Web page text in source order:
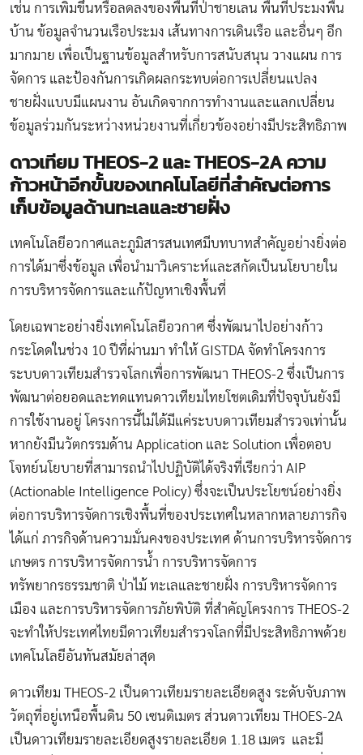
เช่น การเพิ่มขึ้นหรือลดลงของพื้นที่ป่าชายเลน พื้นที่ประมงพื้น
บ้าน ข้อมูลจำนวนเรือประมง เส้นทางการเดินเรือ และอื่นๆ อีก
มากมาย เพื่อเป็นฐานข้อมูลสำหรับการสนับสนุน วางแผน การ
จัดการ และป้องกันการเกิดผลกระทบต่อการเปลี่ยนแปลง
ชายฝั่งแบบมีแผนงาน อันเกิดจากการทำงานและแลกเปลี่ยน
ข้อมูลร่วมกันระหว่างหน่วยงานที่เกี่ยวข้องอย่างมีประสิทธิภาพ
ดาวเทียม THEOS-2 และ THEOS-2A ความ
ก้าวหน้าอีกขั้นของเทคโนโลยีที่สำคัญต่อการ
เก็บข้อมูลด้านทะเลและชายฝั่ง
เทคโนโลยีอวกาศและภูมิสารสนเทศมีบทบาทสำคัญอย่างยิ่งต่อ
การได้มาซึ่งข้อมูล เพื่อนำมาวิเคราะห์และสกัดเป็นนโยบายใน
การบริหารจัดการและแก้ปัญหาเชิงพื้นที่
โดยเฉพาะอย่างยิ่งเทคโนโลยีอวกาศ ซึ่งพัฒนาไปอย่างก้าว
กระโดดในช่วง 10 ปีที่ผ่านมา ทำให้ GISTDA จัดทำโครงการ
ระบบดาวเทียมสำรวจโลกเพื่อการพัฒนา THEOS-2 ซึ่งเป็นการ
พัฒนาต่อยอดและทดแทนดาวเทียมไทยโชตเดิมที่ปัจจุบันยังมี
การใช้งานอยู่ โครงการนี้ไม่ได้มีแค่ระบบดาวเทียมสำรวจเท่านั้น
หากยังมีนวัตกรรมด้าน Application และ Solution เพื่อตอบ
โจทย์นโยบายที่สามารถนำไปปฏิบัติได้จริงที่เรียกว่า AIP
(Actionable Intelligence Policy) ซึ่งจะเป็นประโยชน์อย่างยิ่ง
ต่อการบริหารจัดการเชิงพื้นที่ของประเทศในหลากหลายภารกิจ
ได้แก่ ภารกิจด้านความมั่นคงของประเทศ ด้านการบริหารจัดการ
เกษตร การบริหารจัดการน้ำ การบริหารจัดการ
ทรัพยากรธรรมชาติ ป่าไม้ ทะเลและชายฝั่ง การบริหารจัดการ
เมือง และการบริหารจัดการภัยพิบัติ ที่สำคัญโครงการ THEOS-2
จะทำให้ประเทศไทยมีดาวเทียมสำรวจโลกที่มีประสิทธิภาพด้วย
เทคโนโลยีอันทันสมัยล่าสุด
ดาวเทียม THEOS-2 เป็นดาวเทียมรายละเอียดสูง ระดับจับภาพ
วัตถุที่อยู่เหนือพื้นดิน 50 เซนติเมตร ส่วนดาวเทียม THOES-2A
เป็นดาวเทียมรายละเอียดสูงรายละเอียด 1.18 เมตร และมี